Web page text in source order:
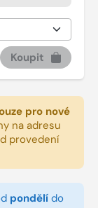
Koupit
pro nové
na adresu
provedení
pondělí do